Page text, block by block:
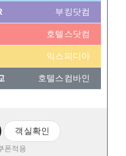
부킹닷컴
호텔스닷컴
익스피디아
호텔스컴바인
객실확인
폰적용